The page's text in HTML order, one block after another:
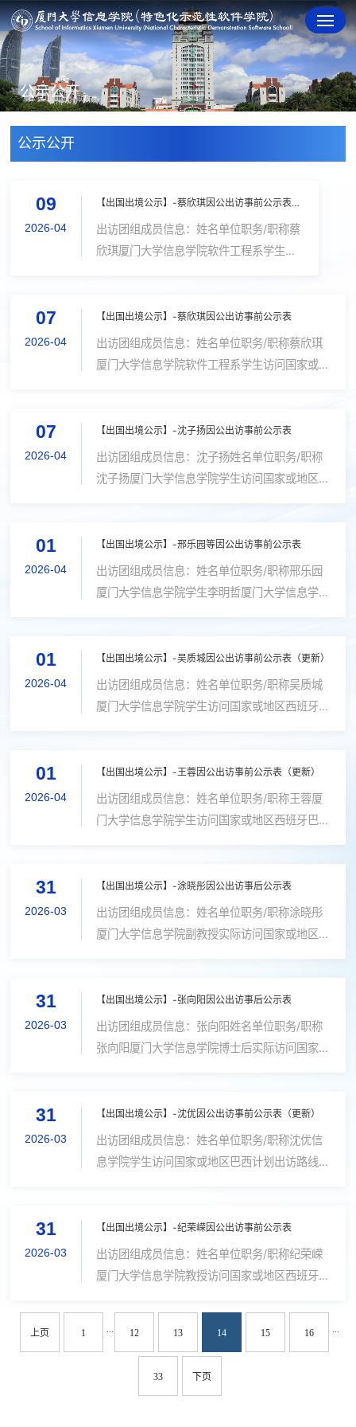
公示公开
公示公开
09
2026-04
【出国出境公示】-蔡欣琪因公出访事前公示表（更新）
出访团组成员信息：姓名单位职务/职称蔡
欣琪厦门大学信息学院软件工程系学生访
机)->厦门出访的目的和任务参与ICASSP
2026会议，进行poster论文展示出访日
期2026年5月4日抵达国（境）内日期
参加会议5.8-5.10搭乘飞机（巴黎中转）
位为主办方IEEE信号处理协会（...
07
2026-04
【出国出境公示】-蔡欣琪因公出访事前公示表
出访团组成员信息：姓名单位职务/职称蔡欣琪
厦门大学信息学院软件工程系学生访问国家或地
和任务参与ICASSP 2026会议，进行poster论
文展示出访日期2026年5月4日抵达国（境）内
日期2026年5月10日日程安排5.4搭乘飞机（巴
位介绍本次会议的邀请单位为主办方IEEE信号
07
2026-04
【出国出境公示】-沈子扬因公出访事前公示表
出访团组成员信息：沈子扬姓名单位职务/职称
沈子扬厦门大学信息学院学生访问国家或地区韩
讨会，并进行论文汇报，学术交流。出访日期
2026年4月25日抵达国（境）内日期2025年4
月29日日程安排4/25：从厦门到韩国4/26-
单位介绍第27届IEEE系统与软件性能分析国际
一，...
01
2026-04
【出国出境公示】-邢乐园等因公出访事前公示表
出访团组成员信息：姓名单位职务/职称邢乐园
厦门大学信息学院学生李明哲厦门大学信息学院
线厦门-洛杉矶-丹佛-洛杉矶-厦门出访的目的和
任务参加CVPR 2026国际会议，并进行论文汇
报，学术交流。出访日期2026年6月2日抵达国
6/3-6/7：丹佛，参加CVPR 2026会议6/8-...
01
2026-04
【出国出境公示】-吴质城因公出访事前公示表（更新）
出访团组成员信息：姓名单位职务/职称吴质城
厦门大学信息学院学生访问国家或地区西班牙巴
日期2026年5月4日抵达国（境）内日期2026
年5月8日日程安排5/4 上海-巴塞罗那5/5 - 5/6
巴塞罗那参加ICASSP 20265/7 - 5/8 巴塞罗
的旗舰会议，聚焦语音音频、图像视频、...
01
2026-04
【出国出境公示】-王蓉因公出访事前公示表（更新）
出访团组成员信息：姓名单位职务/职称王蓉厦
门大学信息学院学生访问国家或地区西班牙巴塞
的和任务参加ICASSP 2026学术会议。出访日
期2026年5月4日抵达国（境）内日期2026年5
月8日日程安排5/4 上海-巴塞罗那5/5- 5/6 巴
塞罗那参加ICASSP 20265/7 - 5/8 巴塞罗那-
旗舰会议，聚焦语音音频、图像视频、机器学习
31
2026-03
【出国出境公示】-涂晓彤因公出访事后公示表
出访团组成员信息：姓名单位职务/职称涂晓彤
厦门大学信息学院副教授实际访问国家或地区新
2026年1月20日实际抵达国（境）内日期2026
年1月24日实际出访日程安排和实际经费支出说
明2026年1月20日-2026年1月20日：厦门飞
新加坡飞厦门实际经费支出：交通费、住宿费、
31
2026-03
【出国出境公示】-张向阳因公出访事后公示表
出访团组成员信息：张向阳姓名单位职务/职称
张向阳厦门大学信息学院博士后实际访问国家或
届亚洲对称密码研讨会ASK2026实际出访日期
2026.3.18实际抵达国（境）内日期2026.3.22
实际出访日程安排和实际经费支出说明
洲对称密码研讨会。2026.3.22由新加坡返回厦
31
2026-03
【出国出境公示】-沈优因公出访事前公示表（更新）
出访团组成员信息：姓名单位职务/职称沈优信
息学院学生访问国家或地区巴西计划出访路线厦
厦门出访的目的和任务参加ICLR 2026国际会
议，并进行论文汇报，学术交流出访日期2026
年4月20日抵达国（境）内日期2026年4月30
机）-法国巴黎（转机）-巴西里约；4月23日-4
月27日：里约参加会议；4月28日、29日、30
日：...
31
2026-03
【出国出境公示】-纪荣嵘因公出访事前公示表
出访团组成员信息：姓名单位职务/职称纪荣嵘
厦门大学信息学院教授访问国家或地区西班牙巴
ICASSP 2026”出访日期2026年5月3日抵达国
（境）内日期2026年5月10日日程安排
2026.5.3 厦门出发阿姆斯特丹中转2026.5.3
上页 1 ... 12 13 14 15 16 ...
33 下页